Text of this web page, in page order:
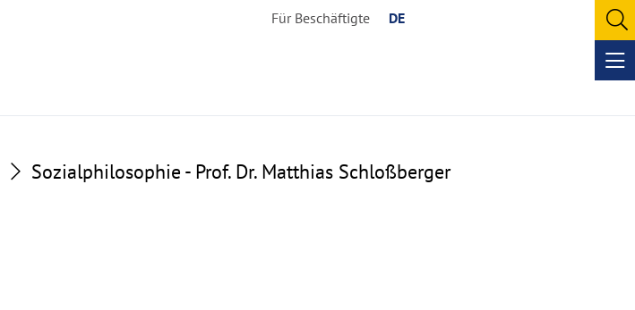
Für Beschäftigte DE
Sozialphilosophie - Prof. Dr. Matthias Schloßberger